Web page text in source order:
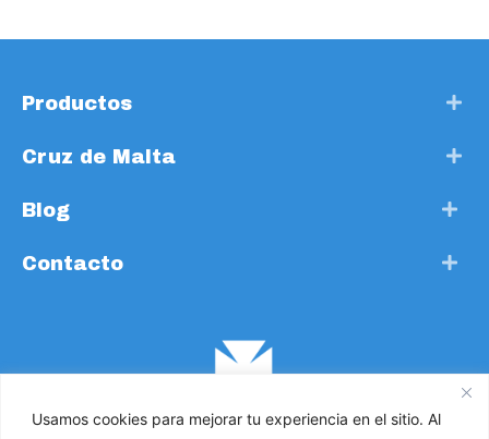
Usamos cookies para mejorar tu experiencia en el sitio. Al
Productos
Cruz de Malta
Blog
Contacto